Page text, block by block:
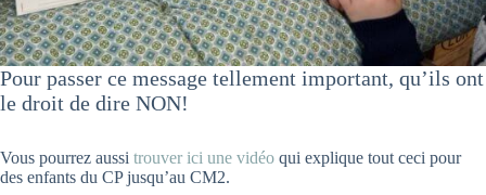
Pour passer ce message tellement important, qu’ils ont
le droit de dire NON!
Vous pourrez aussi trouver ici une vidéo qui explique tout ceci pour
des enfants du CP jusqu’au CM2.